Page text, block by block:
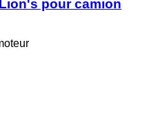
pour camion